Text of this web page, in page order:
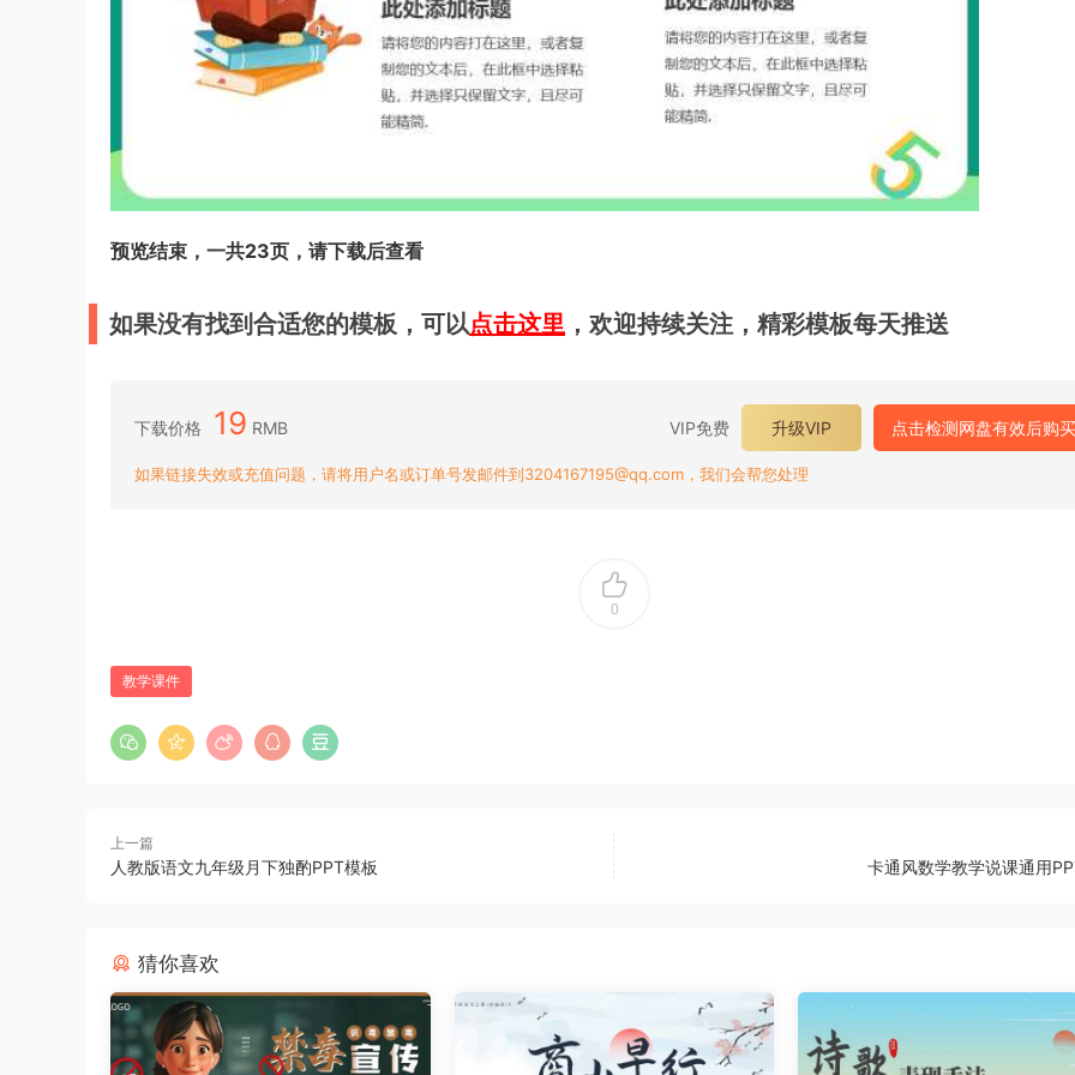
预览结束，一共23页，请下载后查看
如果没有找到合适您的模板，可以点击这里 ，欢迎持续关注，精彩模板每天推送
下载价格 19 RMB VIP免费 升级VIP 点击检测网盘有效后购买
如果链接失效或充值问题，请将用户名或订单号发邮件到3204167195@qq.com，我们会帮您处理
0
教学课件
上一篇
人教版语文九年级月下独酌PPT模板 卡通风数学教学说课通用
猜你喜欢